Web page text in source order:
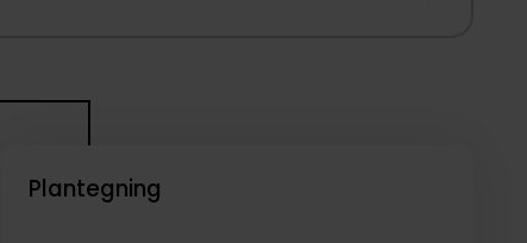
Plantegning